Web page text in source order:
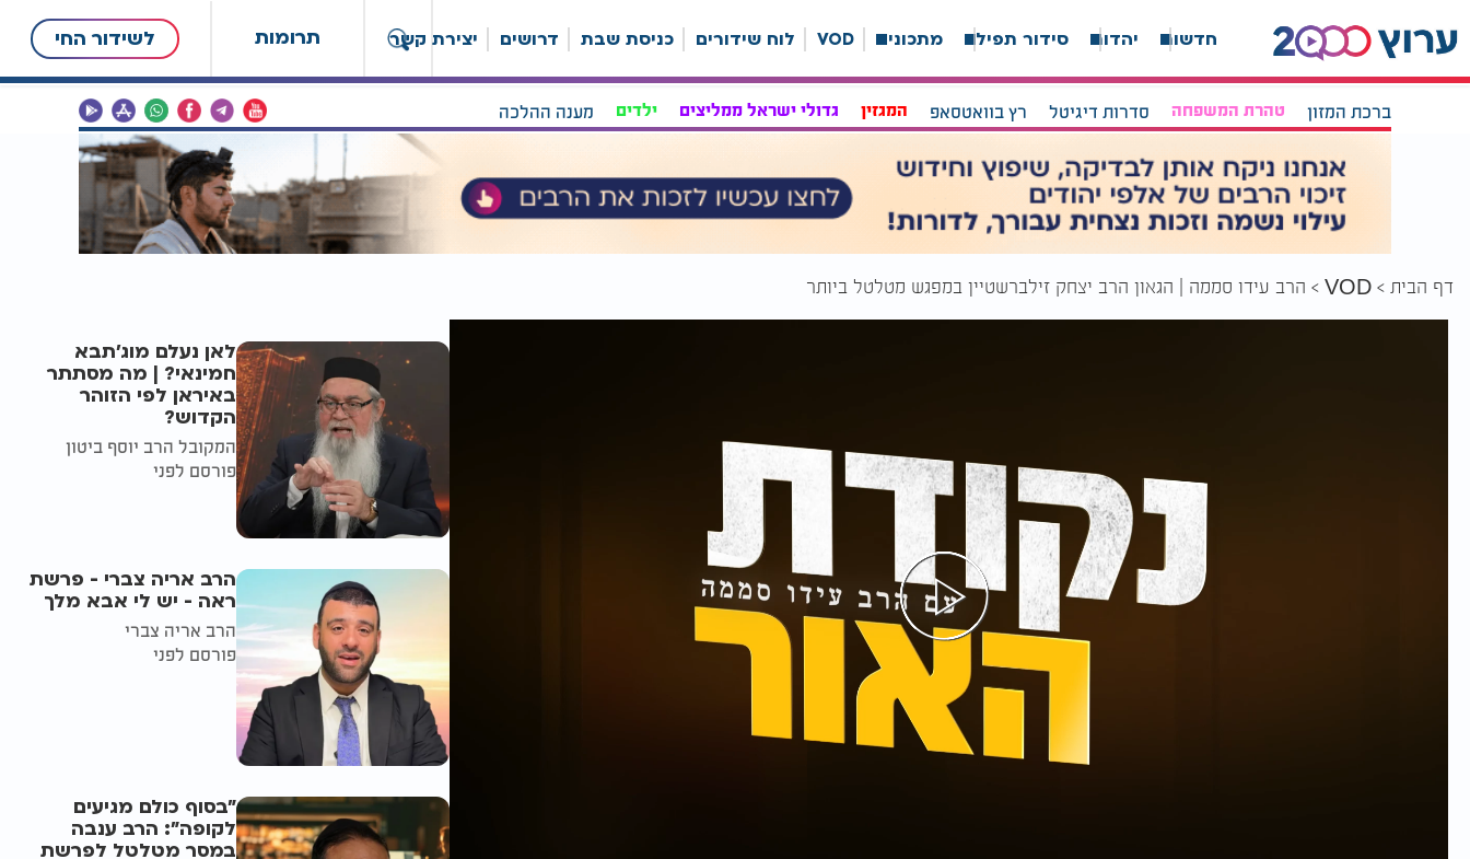
תרומות לשידור החי חדשות יהדות סידור תפילה מתכונים VOD לוח שידורים כניסת שבת דרושים יצירת קשר
ברכת המזון טהרת המשפחה סדרות דיגיטל רץ בוואטסאפ המגזין גדולי ישראל ממליצים ילדים מענה ההלכה
דף הבית VOD הרב עידו סממה | הגאון הרב יצחק זילברשטיין במפגש מטלטל ביותר
לאן נעלם מוג'תבא
חמינאי? | מה מסתתר
באיראן לפי הזוהר
הקדוש?
המקובל הרב יוסף ביטון
פורסם לפני
הרב אריה צברי - פרשת
ראה - יש לי אבא מלך
הרב אריה צברי
פורסם לפני
"בסוף כולם מגיעים
לקופה": הרב ענבה
במסר מטלטל לפרשת